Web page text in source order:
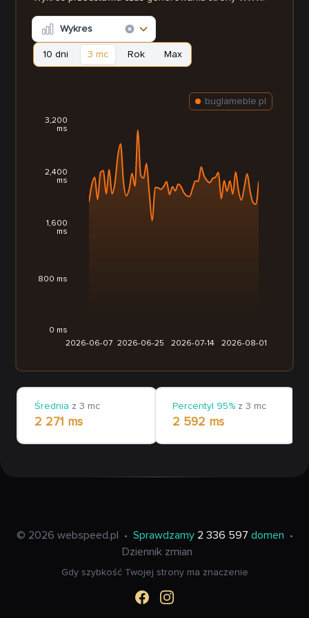
Wykres
10 dni 3 mc Rok Max
2026-06-07 2026-06-25 2026-07-14 2026-08-01
0 ms
800 ms
1,600
ms
2,400
ms
3,200
ms
buglameble.pl
Średnia z 3 mc
2 271 ms
Percentyl 95% z 3 mc
2 592 ms
© 2026 webspeed.pl • Sprawdzamy 2 336 597 domen
•
Dziennik zmian
Gdy szybkość Twojej strony ma znaczenie